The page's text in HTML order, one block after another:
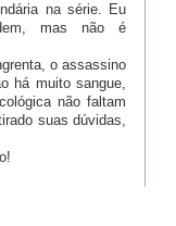
na série. Eu
mas não é
o assassino
há muito sangue,
não faltam
suas dúvidas,